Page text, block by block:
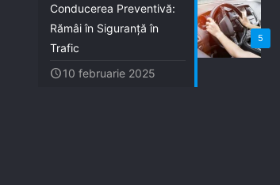
5
Conducerea Preventivă:
Rămâi în Siguranță în
Trafic
10 februarie 2025